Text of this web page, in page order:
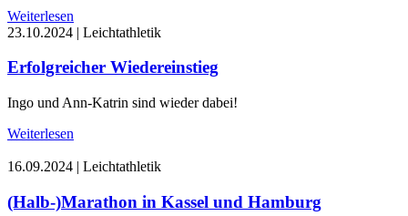
Weiterlesen
23.10.2024 | Leichtathletik
Erfolgreicher Wiedereinstieg
Ingo und Ann-Katrin sind wieder dabei!
Weiterlesen
16.09.2024 | Leichtathletik
(Halb-)Marathon in Kassel und Hamburg